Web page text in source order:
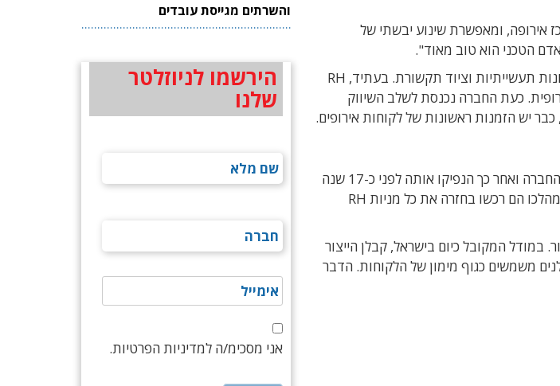
אירופה, ומאפשרת שינוע יבשתי של
הטכני הוא טוב מאוד".
בשלב הראשון המפעל החדש ברומניה יתמקד בעיקר בייצור מערכות רפואיות, מכונות תעשייתיות וציוד תקשורת. בעתיד, RH
כעת החברה נכנסת לשלב השיווק
יש הזמנות ראשונות של לקוחות אירופים.
חברת RH טכנולוגיות נמצאת בבעלות יעקב רוזנברג וגדליה המרמן. הם ייסדו את החברה ואחר כך הנפיקו אותה לפני כ-17 שנה
בבורסה בתל-אביב. בחודש דצמבר 2015 הם השלימו מהלך שבוצע בהדרגה ושבמהלכו הם רכשו בחזרה את כל מניות RH
במודל המקובל כיום בישראל, קבלן הייצור
משמשים כגוף מימון של הלקוחות. הדבר
והשרתים מגייסת עובדים
הירשמו לניוזלטר
שלנו
אני מסכימ/ה למדיניות הפרטיות.